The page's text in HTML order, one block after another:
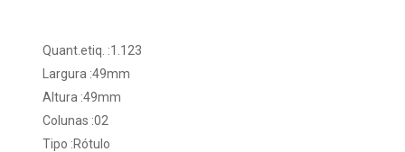
Quant.etiq. :1.123
Largura :49mm
Altura :49mm
Colunas :02
Tipo :Rótulo